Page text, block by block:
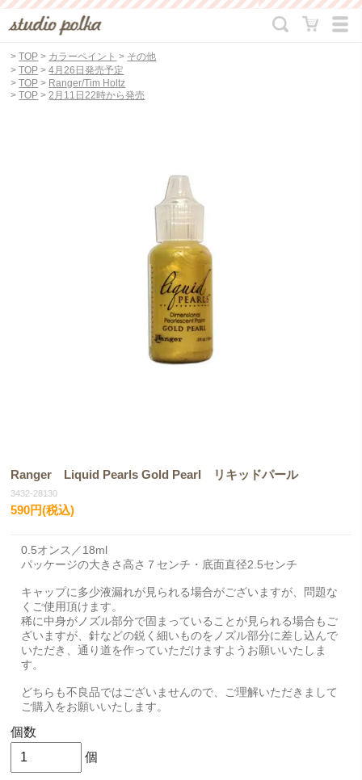
>TOP > カラーペイント > その他
>TOP >4月26日発売予定
>TOP > Ranger/Tim Holtz
>TOP >2月11日22時から発売
Ranger Liquid Pearls Gold Pearl リキッドパール
3432-28130
590円(税込)
0.5オンス／18ml
パッケージの大きさ高さ７センチ・底面直径2.5センチ
キャップに多少液漏れが見られる場合がございますが、問題な
くご使用頂けます。
稀に中身がノズル部分で固まっていることが見られる場合もご
ざいますが、針などの鋭く細いものをノズル部分に差し込んで
いただき、通り道を作っていただけますようお願いいたしま
す。
どちらも不良品ではございませんので、ご理解いただきまして
ご購入をお願いいたします。
個数
個